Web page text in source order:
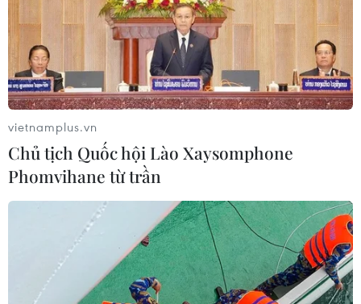
vietnamplus.vn
Chủ tịch Quốc hội Lào Xaysomphone
Phomvihane từ trần